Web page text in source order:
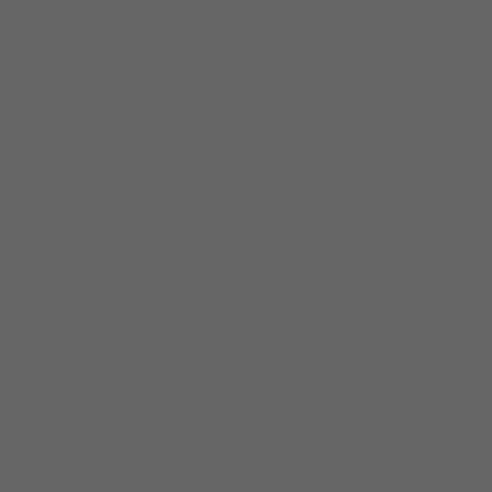
danych na podstawie
oparciu o stosowną podstawę
zbierane są przez naszych
ich przetwarzania. Możesz
praw wymienionych
podstawie prawnej.